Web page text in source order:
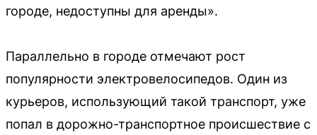
городе, недоступны для аренды».
Параллельно в городе отмечают рост
популярности электровелосипедов. Один из
курьеров, использующий такой транспорт, уже
попал в дорожно-транспортное происшествие с